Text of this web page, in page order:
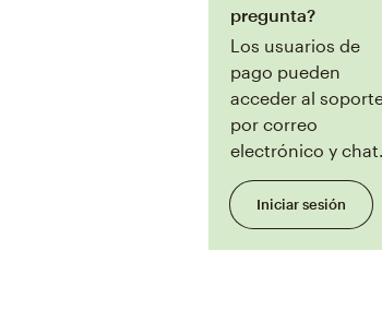
pregunta?
Los usuarios de
pago pueden
acceder al
por correo
electrónico y chat.
Iniciar sesión